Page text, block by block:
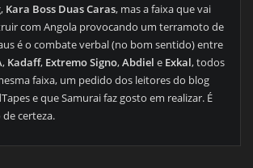
Kara Boss Duas Caras, mas a faixa que vai
com Angola provocando um terramoto de
é o combate verbal (no bom sentido) entre
, Kadaff, Extremo Signo,Abdiel e Exkal, todos
faixa, um pedido dos leitores do blog
e que Samurai faz gosto em realizar. É
de certeza.